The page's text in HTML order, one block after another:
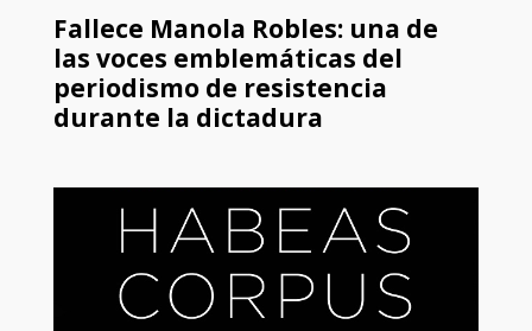
Fallece Manola Robles: una de
las voces emblemáticas del
periodismo de resistencia
durante la dictadura